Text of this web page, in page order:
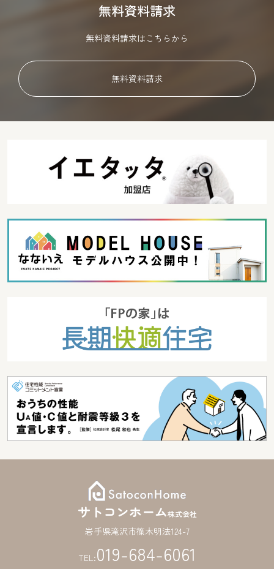
無料資料請求
無料資料請求はこちらから
無料資料請求
サトコンホーム株式会社
岩手県滝沢市篠木明法124-7
TEL:019-684-6061